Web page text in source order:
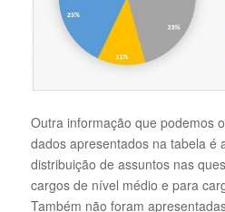
Outra informação que podemos
dados apresentados na tabela é
distribuição de assuntos nas
cargos de nível médio e para
Também não foram